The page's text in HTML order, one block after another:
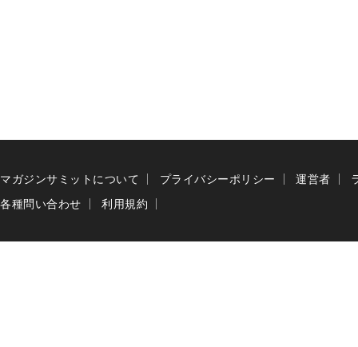
マガジンサミットについて プライバシーポリシー 運営者
各種問い合わせ
利用規約